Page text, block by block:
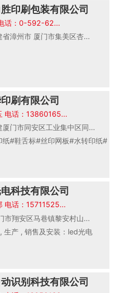
印刷包装有限公司
话：0-592-62...
漳州市 厦门市集美区杏...
刷有限公司
电话：13860165...
门市同安区工业集中区同...
纸#鞋舌标#丝印网板#水转印纸#
科技有限公司
电话：15711525...
市翔安区马巷镇黎安村山...
生产 , 销售及安装：led光电
识别科技有限公司